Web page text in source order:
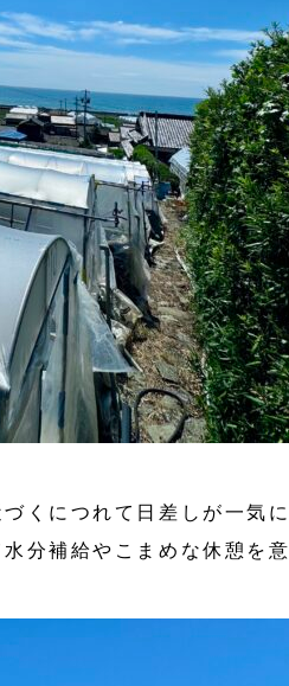
くにつれて日差しが一気
分補給やこまめな休憩を